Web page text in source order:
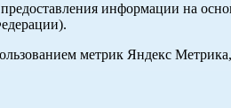
информации на
метрик Яндекс Метрика,